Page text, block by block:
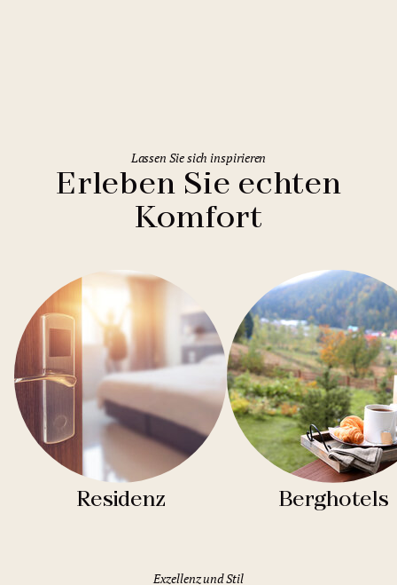
Erleben Sie echten
Komfort
Lassen Sie sich inspirieren
Residenz Berghotels
Exzellenz und Stil